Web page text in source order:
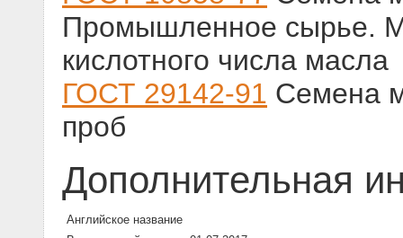
Промышленное сырье.
кислотного числа масла
ГОСТ 29142-91 Семена
проб
Дополнительная
Английское название